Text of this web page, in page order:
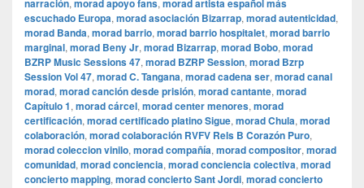
narración, morad apoyo fans, morad artista español más
escuchado Europa, morad asociación Bizarrap, morad autenticidad,
morad Banda, morad barrio, morad barrio hospitalet, morad barrio
marginal, morad Beny Jr, morad Bizarrap, morad Bobo, morad
BZRP Music Sessions 47, morad BZRP Session, morad Bzrp
Session Vol 47, morad C. Tangana, morad cadena ser, morad canal
morad, morad canción desde prisión, morad cantante, morad
Capítulo 1, morad cárcel, morad center menores, morad
certificación, morad certificado platino Sigue, morad Chula, morad
colaboración, morad colaboración RVFV Rels B Corazón Puro,
morad coleccion vinilo, morad compañía, morad compositor, morad
comunidad, morad conciencia, morad conciencia colectiva, morad
concierto mapping, morad concierto Sant Jordi, morad concierto